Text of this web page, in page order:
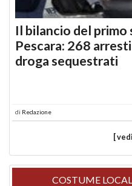
Il bilancio del primo
Pescara: 268
droga sequestrati
di Redazione
[
COSTUME